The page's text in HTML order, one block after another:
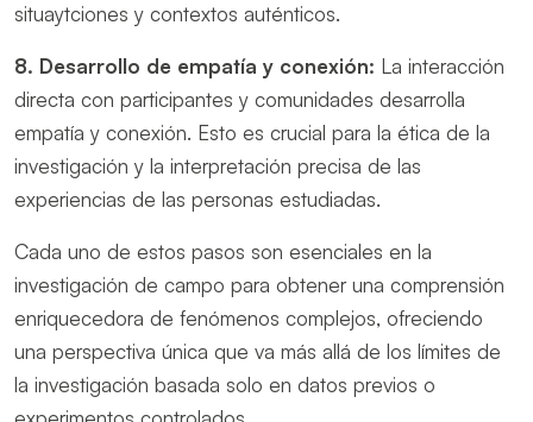
situaytciones y contextos auténticos.
8. Desarrollo de empatía y conexión: La interacción
directa con participantes y comunidades desarrolla
empatía y conexión. Esto es crucial para la ética de la
investigación y la interpretación precisa de las
experiencias de las personas estudiadas.
Cada uno de estos pasos son esenciales en la
investigación de campo para obtener una comprensión
enriquecedora de fenómenos complejos, ofreciendo
una perspectiva única que va más allá de los límites de
la investigación basada solo en datos previos o